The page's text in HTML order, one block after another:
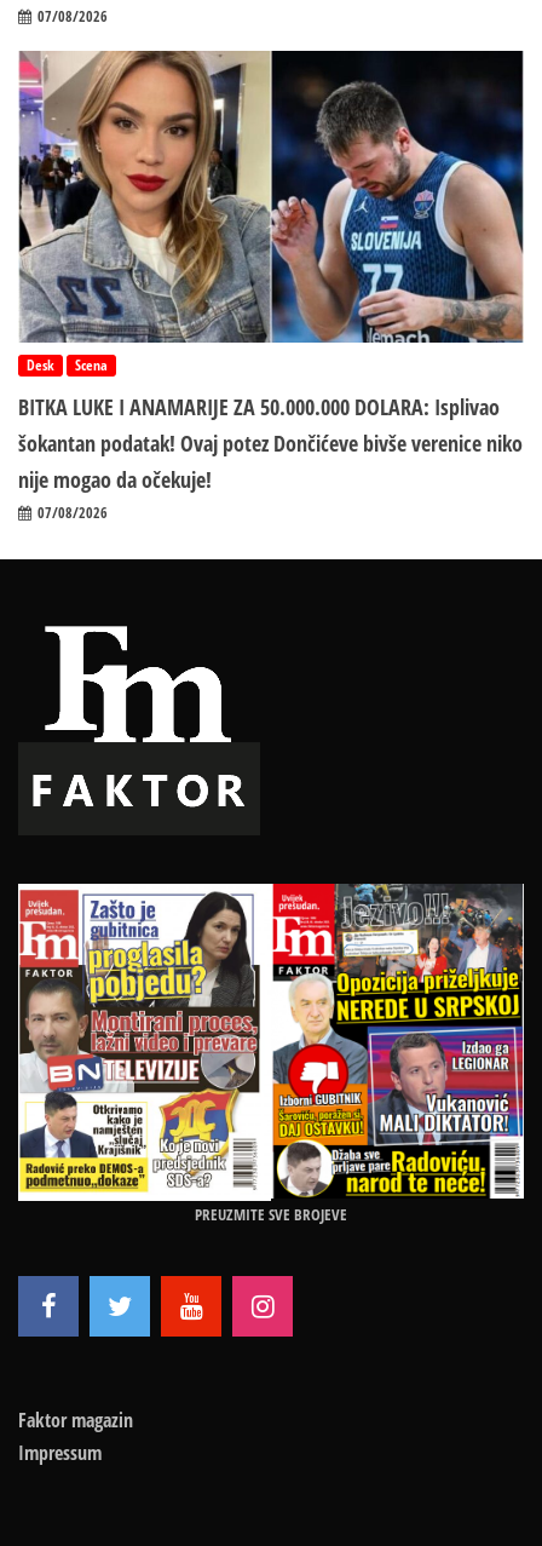
07/08/2026
Desk Scena
BITKA LUKE I ANAMARIJE ZA 50.000.000 DOLARA: Isplivao
šokantan podatak! Ovaj potez Dončićeve bivše verenice niko
nije mogao da očekuje!
07/08/2026
PREUZMITE SVE BROJEVE
Faktor magazin
Impressum